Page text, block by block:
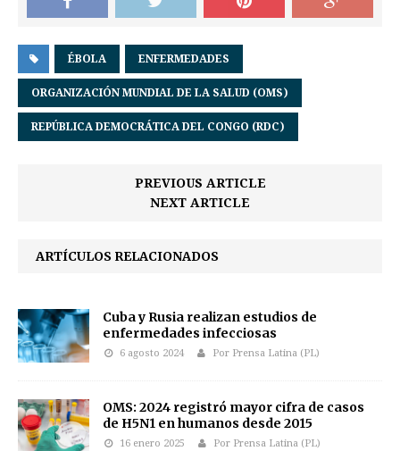
ÉBOLA ENFERMEDADES
ORGANIZACIÓN MUNDIAL DE LA SALUD (OMS)
REPÚBLICA DEMOCRÁTICA DEL CONGO (RDC)
PREVIOUS ARTICLE
NEXT ARTICLE
ARTÍCULOS RELACIONADOS
Cuba y Rusia realizan estudios de
enfermedades infecciosas
6 agosto 2024 Por Prensa Latina (PL)
OMS: 2024 registró mayor cifra de casos
de H5N1 en humanos desde 2015
16 enero 2025 Por Prensa Latina (PL)